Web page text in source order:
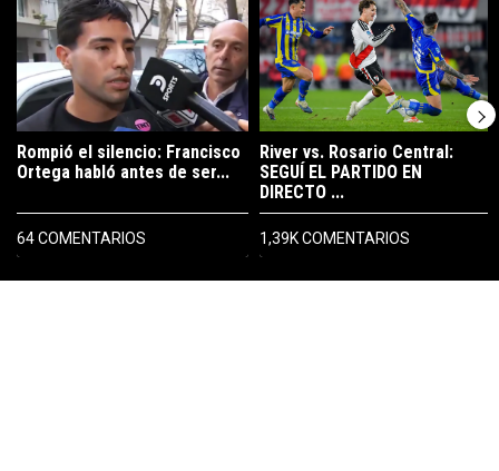
PUBLICIDAD
Rompió el silencio: Francisco
Ortega habló antes de ser...
64 COMENTARIOS
River vs. Rosario Central:
SEGUÍ EL PARTIDO EN
DIRECTO ...
1,39K COMENTARIOS